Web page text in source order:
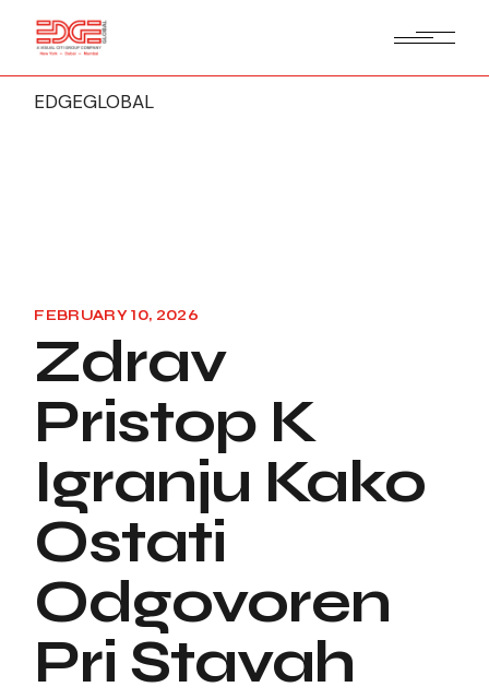
EDGEGLOBAL
FEBRUARY 10, 2026
Zdrav
Pristop K
Igranju Kako
Ostati
Odgovoren
Pri Stavah